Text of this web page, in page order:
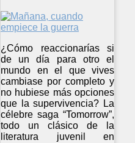
¿Cómo reaccionarías si
de un día para otro el
mundo en el que vives
cambiase por completo y
no hubiese más opciones
que la supervivencia? La
célebre saga “Tomorrow”,
todo un clásico de la
literatura juvenil en